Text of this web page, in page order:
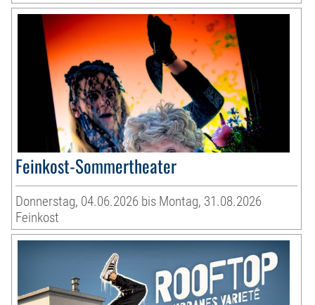
Feinkost-Sommertheater
Donnerstag, 04.06.2026 bis Montag, 31.08.2026
Feinkost